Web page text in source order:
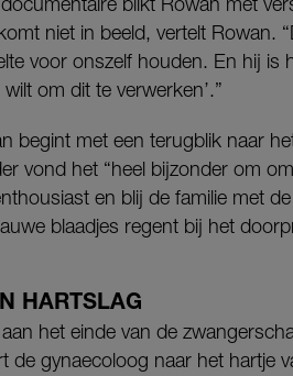
niet in beeld, vertelt Rowan.
voor onszelf houden. En hij is
om dit te verwerken’.”
begint met een terugblik naar
vond het “heel bijzonder om
en blij de familie met
blaadjes regent bij het
HARTSLAG
het einde van de
de gynaecoloog naar het hartje